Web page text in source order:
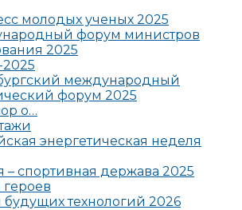
молодых ученых 2025
форум министров
2025
международный
форум 2025
о…
энергетическая неделя
– спортивная держава 2025
технологий 2026